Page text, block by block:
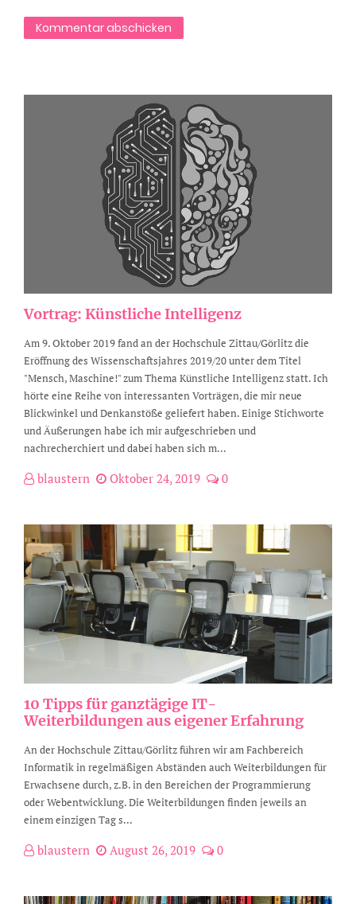
Vortrag: Künstliche Intelligenz
Am 9. Oktober 2019 fand an der Hochschule Zittau/Görlitz die
Eröffnung des Wissenschaftsjahres 2019/20 unter dem Titel
"Mensch, Maschine!" zum Thema Künstliche Intelligenz statt. Ich
hörte eine Reihe von interessanten Vorträgen, die mir neue
Blickwinkel und Denkanstöße geliefert haben. Einige Stichworte
und Äußerungen habe ich mir aufgeschrieben und
nachrecherchiert und dabei haben sich m...
blaustern Oktober 24, 2019 0
10 Tipps für ganztägige IT-
Weiterbildungen aus eigener Erfahrung
An der Hochschule Zittau/Görlitz führen wir am Fachbereich
Informatik in regelmäßigen Abständen auch Weiterbildungen für
Erwachsene durch, z.B. in den Bereichen der Programmierung
oder Webentwicklung. Die Weiterbildungen finden jeweils an
einem einzigen Tag s...
blaustern August 26, 2019 0